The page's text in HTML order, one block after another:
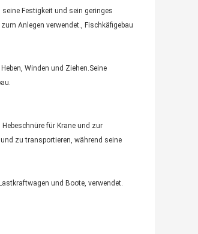
Festigkeit und sein geringes
Anlegen verwendet., Fischkäfigebau
Winden und Ziehen.Seine
für Krane und zur
zu transportieren, während seine
und Boote, verwendet.